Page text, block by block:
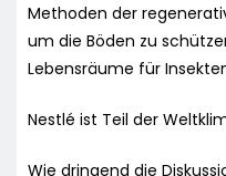
Methoden der
um die Böden zu
Lebensräume für
Nestlé ist Teil der
Wie dringend die